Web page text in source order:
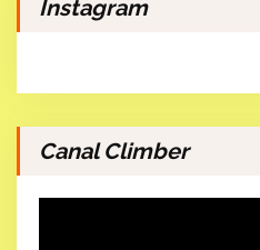
Instagram
Canal Climber